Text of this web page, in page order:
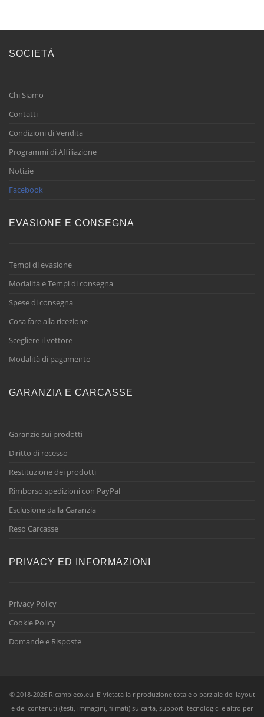
SOCIETÀ
Chi Siamo
Contatti
Condizioni di Vendita
Programmi di Affiliazione
Notizie
Facebook
EVASIONE E CONSEGNA
Tempi di evasione
Modalità e Tempi di consegna
Spese di consegna
Cosa fare alla ricezione
Scegliere il vettore
Modalità di pagamento
GARANZIA E CARCASSE
Garanzie sui prodotti
Diritto di recesso
Restituzione dei prodotti
Rimborso spedizioni con PayPal
Esclusione dalla Garanzia
Reso Carcasse
PRIVACY ED INFORMAZIONI
Privacy Policy
Cookie Policy
Domande e Risposte
© 2018-2026 Ricambieco.eu. E' vietata la riproduzione totale o parziale del layout
e dei contenuti (testi, immagini, filmati) su carta, supporti tecnologici e altro per